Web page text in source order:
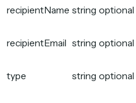
recipientName string optional
recipientEmail string optional
type string optional